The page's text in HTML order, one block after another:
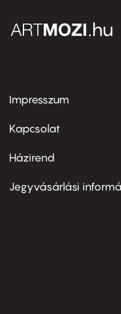
Footer
first
Impresszum
Kapcsolat
Footer
second
Házirend
Jegyvásárlási